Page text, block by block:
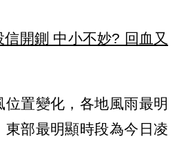
開鍘 中小不妙? 回血又
置變化，各地風雨最明
部最明顯時段為今日凌